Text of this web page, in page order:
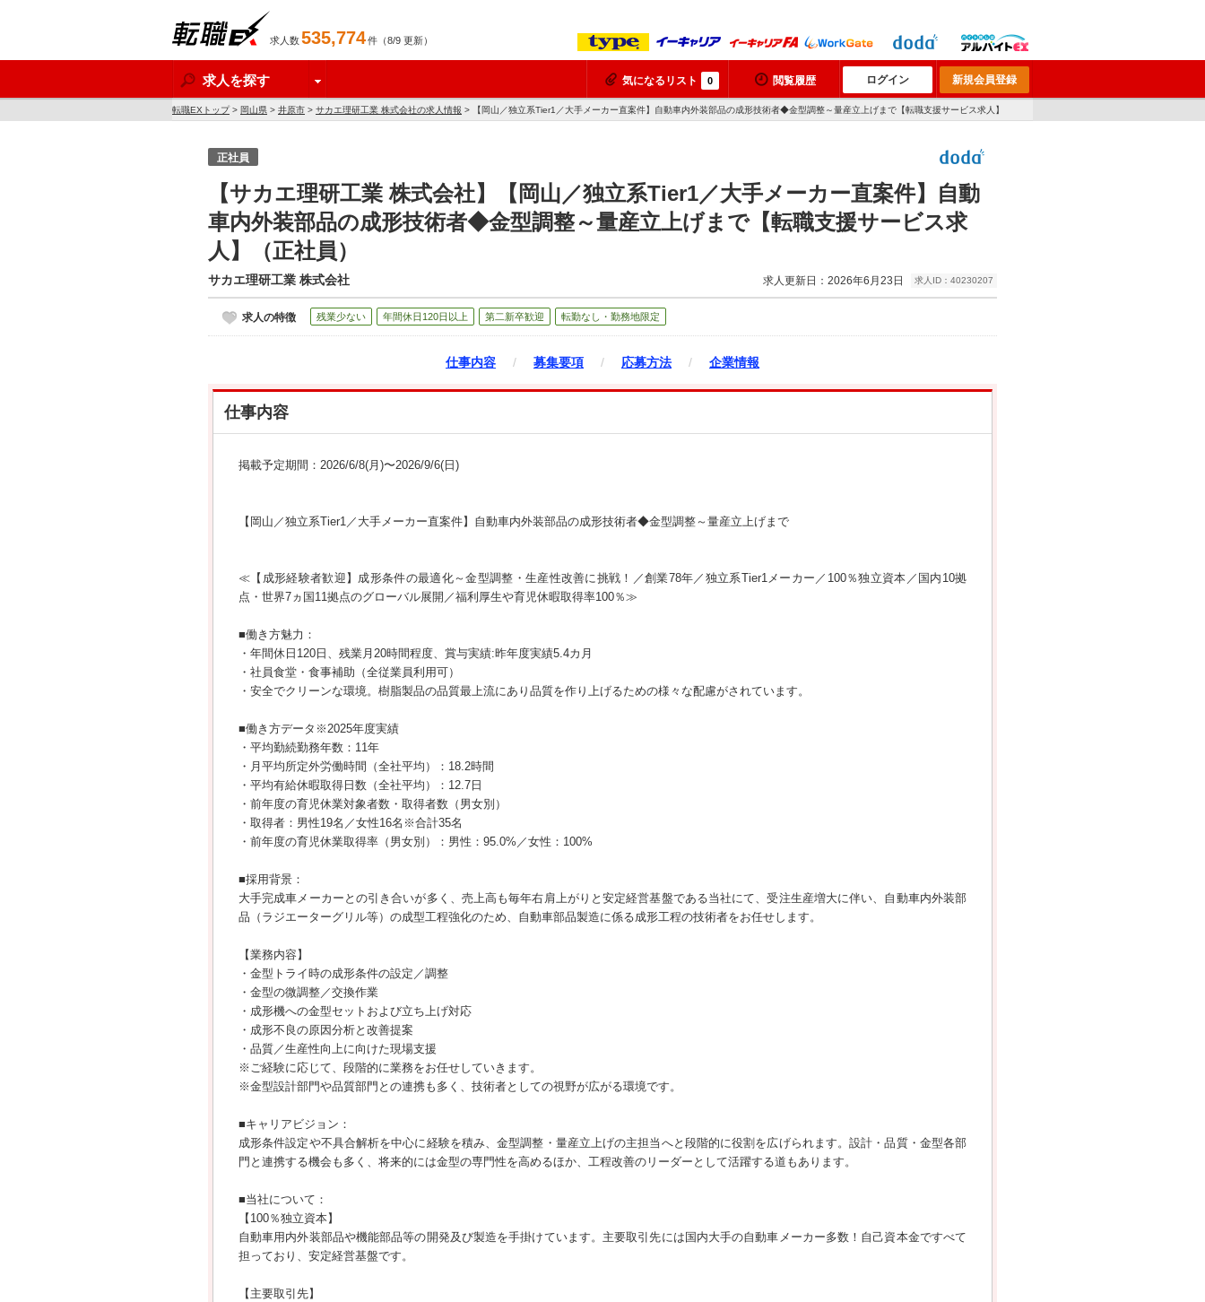
求人数535,774件（8/9 更新）
求人を探す 気になるリスト 0 閲覧履歴 ログイン 新規会員登録
転職EXトップ> 岡山県 > 井原市 > サカエ理研工業 株式会社の求人情報 > 【岡山／独立系Tier1／大手メーカー直案件】自動車内外装部品の成形技術者◆金型調整～量産立上げまで【転職支援サービス求人】
正社員
【サカエ理研工業 株式会社】【岡山／独立系Tier1／大手メーカー直案件】自動
車内外装部品の成形技術者◆金型調整～量産立上げまで【転職支援サービス求
人】（正社員）
サカエ理研工業 株式会社 求人更新日：2026年6月23日 求人ID：40230207
求人の特徴 残業少ない 年間休日120日以上 第二新卒歓迎 転勤なし・勤務地限定
仕事内容 / 募集要項 / 応募方法 / 企業情報
仕事内容
掲載予定期間：2026/6/8(月)〜2026/9/6(日)
【岡山／独立系Tier1／大手メーカー直案件】自動車内外装部品の成形技術者◆金型調整～量産立上げまで
≪【成形経験者歓迎】成形条件の最適化～金型調整・生産性改善に挑戦！／創業78年／独立系Tier1メーカー／100％独立資本／国内10拠
点・世界7ヵ国11拠点のグローバル展開／福利厚生や育児休暇取得率100％≫
■働き方魅力：
・年間休日120日、残業月20時間程度、賞与実績:昨年度実績5.4カ月
・社員食堂・食事補助（全従業員利用可）
・安全でクリーンな環境。樹脂製品の品質最上流にあり品質を作り上げるための様々な配慮がされています。
■働き方データ※2025年度実績
・平均勤続勤務年数：11年
・月平均所定外労働時間（全社平均）：18.2時間
・平均有給休暇取得日数（全社平均）：12.7日
・前年度の育児休業対象者数・取得者数（男女別）
・取得者：男性19名／女性16名※合計35名
・前年度の育児休業取得率（男女別）：男性：95.0%／女性：100%
■採用背景：
大手完成車メーカーとの引き合いが多く、売上高も毎年右肩上がりと安定経営基盤である当社にて、受注生産増大に伴い、自動車内外装部
品（ラジエーターグリル等）の成型工程強化のため、自動車部品製造に係る成形工程の技術者をお任せします。
【業務内容】
・金型トライ時の成形条件の設定／調整
・金型の微調整／交換作業
・成形機への金型セットおよび立ち上げ対応
・成形不良の原因分析と改善提案
・品質／生産性向上に向けた現場支援
※ご経験に応じて、段階的に業務をお任せしていきます。
※金型設計部門や品質部門との連携も多く、技術者としての視野が広がる環境です。
■キャリアビジョン：
成形条件設定や不具合解析を中心に経験を積み、金型調整・量産立上げの主担当へと段階的に役割を広げられます。設計・品質・金型各部
門と連携する機会も多く、将来的には金型の専門性を高めるほか、工程改善のリーダーとして活躍する道もあります。
■当社について：
【100％独立資本】
自動車用内外装部品や機能部品等の開発及び製造を手掛けています。主要取引先には国内大手の自動車メーカー多数！自己資本金ですべて
担っており、安定経営基盤です。
【主要取引先】